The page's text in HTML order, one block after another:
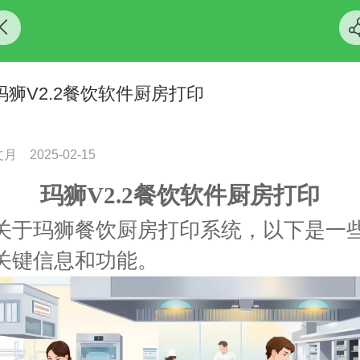
狮V2.2餐饮软件厨房打印
月 2025-02-15
玛狮V2.2餐饮软件厨房打印
于玛狮餐饮厨房打印系统，以下是一
键信息和功能。